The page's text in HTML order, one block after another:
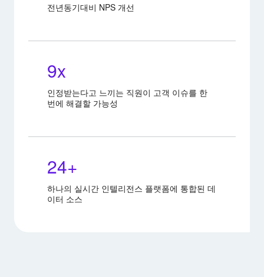
전년동기대비 NPS 개선
9x
인정받는다고 느끼는 직원이 고객 이슈를 한
번에 해결할 가능성
24+
하나의 실시간 인텔리전스 플랫폼에 통합된 데
이터 소스